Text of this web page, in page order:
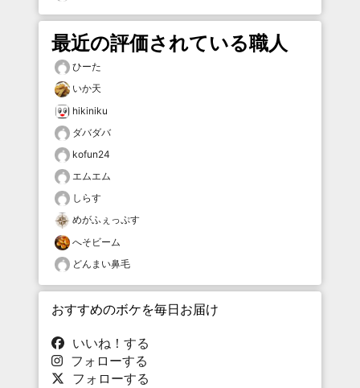
最近の評価されている職人
ひーた
いか天
hikiniku
ダバダバ
kofun24
エムエム
しらす
めがふぇっぷす
へそビーム
どんまい鼻毛
おすすめのボケを毎日お届け
いいね！する
フォローする
フォローする